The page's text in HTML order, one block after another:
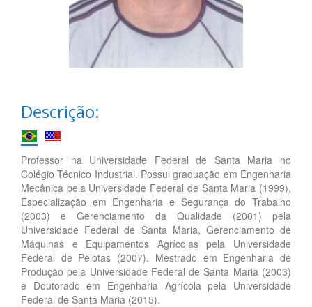
Descrição:
Professor na Universidade Federal de Santa Maria no
Colégio Técnico Industrial. Possui graduação em Engenharia
Mecânica pela Universidade Federal de Santa Maria (1999),
Especialização em Engenharia e Segurança do Trabalho
(2003) e Gerenciamento da Qualidade (2001) pela
Universidade Federal de Santa Maria, Gerenciamento de
Máquinas e Equipamentos Agrícolas pela Universidade
Federal de Pelotas (2007). Mestrado em Engenharia de
Produção pela Universidade Federal de Santa Maria (2003)
e Doutorado em Engenharia Agrícola pela Universidade
Federal de Santa Maria (2015).